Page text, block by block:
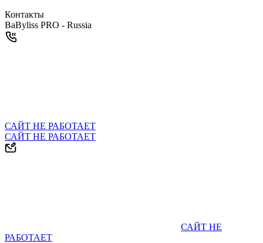
Контакты
BaByliss PRO - Russia
САЙТ НЕ РАБОТАЕТ
САЙТ НЕ РАБОТАЕТ
САЙТ НЕ
РАБОТАЕТ